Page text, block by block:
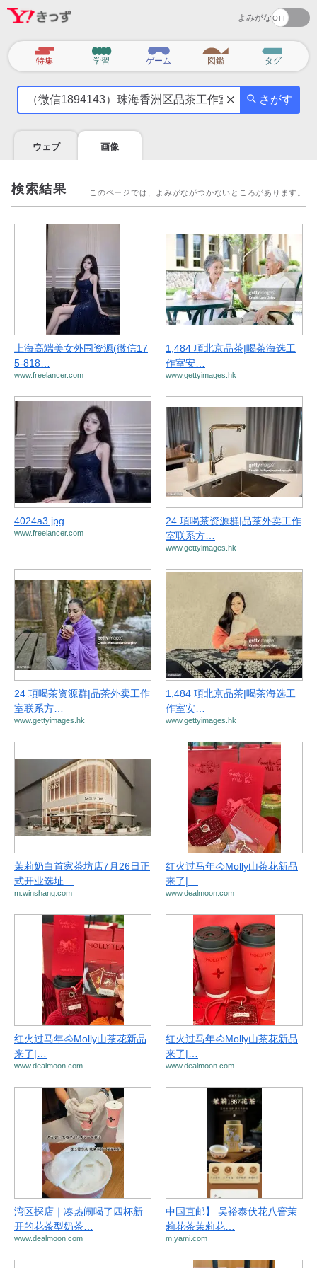
よみがな
カ
テ
特集 学習 ゲーム 図鑑 タグ
気
を
調
べ
よ
さがす
ウェブ 画像
検索結果 このページでは、よみがながつかないところがあります。
上海高端美女外围资源(微信17
5-818…
www.freelancer.com
1,484 項北京品茶|喝茶海选工
作室安…
www.gettyimages.hk
4024a3.jpg
www.freelancer.com
24 項喝茶资源群|品茶外卖工作
室联系方…
www.gettyimages.hk
24 項喝茶资源群|品茶外卖工作
室联系方…
www.gettyimages.hk
1,484 項北京品茶|喝茶海选工
作室安…
www.gettyimages.hk
茉莉奶白首家茶坊店7月26日正
式开业选址…
m.winshang.com
红火过马年🐴Molly山茶花新品
来了|…
www.dealmoon.com
红火过马年🐴Molly山茶花新品
来了|…
www.dealmoon.com
红火过马年🐴Molly山茶花新品
来了|…
www.dealmoon.com
湾区探店｜凑热闹喝了四杯新
开的花茶型奶茶…
www.dealmoon.com
中国直邮】 吴裕泰伏花八窨茉
莉花茶茉莉花…
m.yami.com